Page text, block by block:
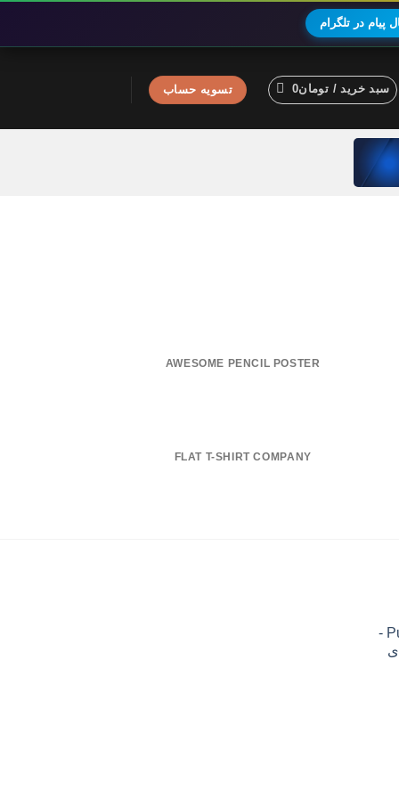
پیام در تلگرام
سبد خرید / تومان0 تسویه حساب
AWESOME PENCIL POSTER
FLAT T-SHIRT COMPANY
اکانت پرمیوم Puzzmo -